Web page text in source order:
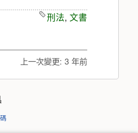
刑法, 文書
上一次變更: 3 年前